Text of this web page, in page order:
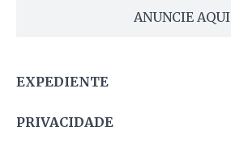
ANUNCIE AQUI
EXPEDIENTE
PRIVACIDADE